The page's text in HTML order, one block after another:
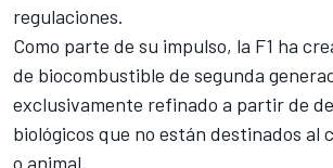
regulaciones.
Como parte de su impulso, la F1 ha
de biocombustible de segunda
exclusivamente refinado a partir de
biológicos que no están destinados al
o animal.